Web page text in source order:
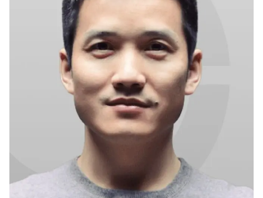
Molduras Intemporais
Prêmio Bronze do OPPO
Photography Awards